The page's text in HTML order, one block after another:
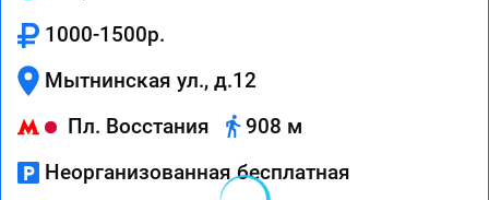
1000-1500р.
Мытнинская ул., д.12
Пл. Восстания
908 м
Неорганизованная бесплатная